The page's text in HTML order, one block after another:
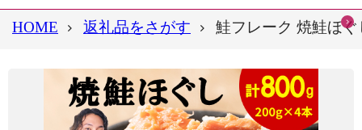
HOME 返礼品をさがす 鮭フレーク 焼鮭ほ